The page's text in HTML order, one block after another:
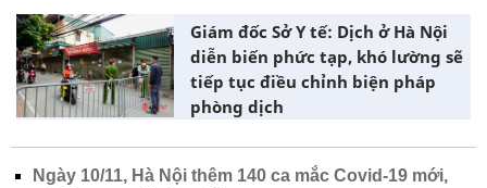
Giám đốc Sở Y tế: Dịch ở Hà Nội
diễn biến phức tạp, khó lường sẽ
tiếp tục điều chỉnh biện pháp
phòng dịch
Ngày 10/11, Hà Nội thêm 140 ca mắc Covid-19 mới,